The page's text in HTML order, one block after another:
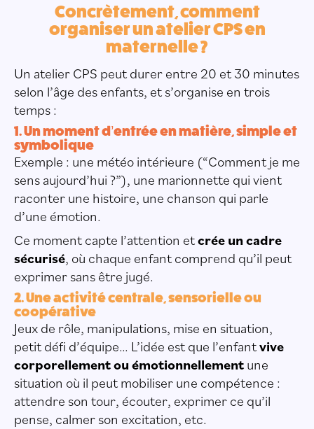
Concrètement, comment
organiser un atelier CPS en
maternelle ?
Un atelier CPS peut durer entre 20 et 30 minutes
selon l’âge des enfants, et s’organise en trois
temps :
1. Un moment d’entrée en matière, simple et
symbolique
Exemple : une météo intérieure (“Comment je me
sens aujourd’hui ?”), une marionnette qui vient
raconter une histoire, une chanson qui parle
d’une émotion.
Ce moment capte l’attention etcrée un cadre
sécurisé, où chaque enfant comprend qu’il peut
exprimer sans être jugé.
2. Une activité centrale, sensorielle ou
coopérative
Jeux de rôle, manipulations, mise en situation,
petit défi d’équipe… L’idée est que l’enfantvive
corporellement ou émotionnellementune
situation où il peut mobiliser une compétence :
attendre son tour, écouter, exprimer ce qu’il
pense, calmer son excitation, etc.